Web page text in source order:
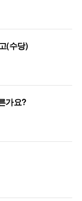
(수당)
가요?